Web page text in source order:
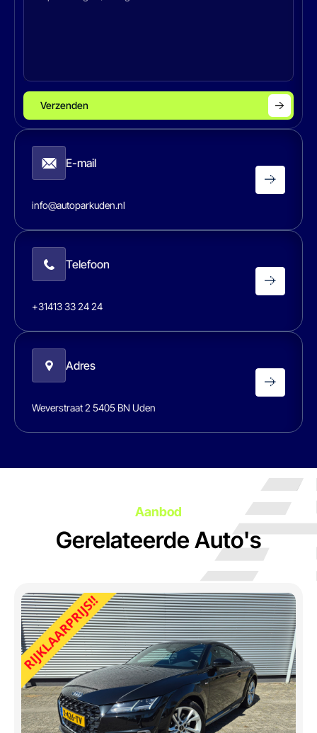
Verzenden
E-mail
info@autoparkuden.nl
Telefoon
+31413 33 24 24
Adres
Weverstraat 2 5405 BN Uden
Aanbod
Gerelateerde Auto's